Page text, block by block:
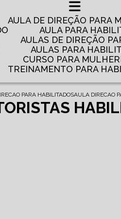
AULA DE DIREÇÃO PARA
AULA PARA
AULAS DE DIREÇÃO
AULAS PARA
CURSO PARA
TREINAMENTO PARA
PARA HABILITADOSAULA DIRECAO